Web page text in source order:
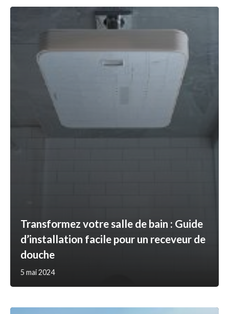
Transformez votre salle de bain : Guide
d’installation facile pour un receveur de
douche
5 mai 2024